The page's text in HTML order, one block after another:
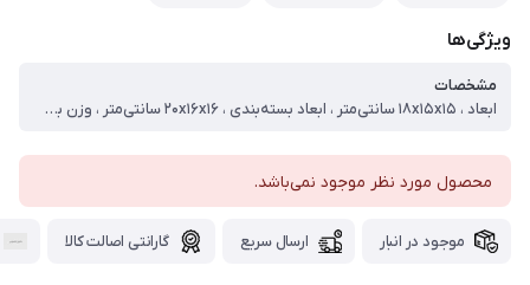
ویژگی‌ها
مشخصات
ابعاد ، ۱۸x۱۵x۱۵ سانتی‌متر ، ابعاد بسته‌بندی ، ۲۰x۱۶x۱۶ سانتی‌متر ، وزن بسته‌بندی ، ۱۵۰۰ گرم ، گنجایش ، ۱.۹ لیتر لیتر ، تعداد تکه ، ۱ ، جنس بدنه ، شیشه ، جنس در ، شیشه ، نحوه بسته شدن ، ساده ، قابلیت شست‌وشو ، با ماشین ظرف‌شویی ، سایر توضیحات ، ابعاد کلی محصول : ارتفاع ۲۹ سانتی متر قطر ۱۱ سانتی متر جنس محصول شیشه با توجه به ضخامت شیشه مقدار کمی موج انحنای شیشه و نقاط کوچک روی بدنه شیشه قرار دارد درب شیشه دارای یک محافظ سیلیکونی
محصول مورد نظر موجود نمی‌باشد.
موجود در انبار ارسال سریع گارانتی اصالت کالا